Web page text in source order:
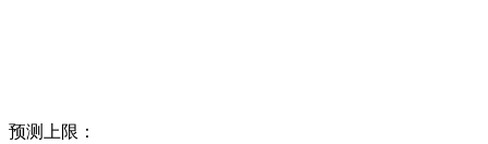
预测上限：